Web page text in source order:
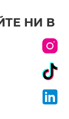
НИ В